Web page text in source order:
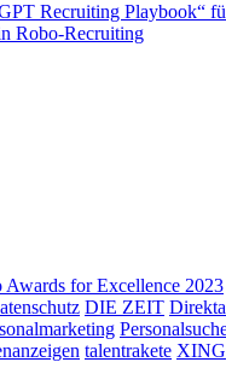
Recruiting Playbook“
Robo-Recruiting
Awards for Excellence 2023
DIE ZEIT
talentrakete XING